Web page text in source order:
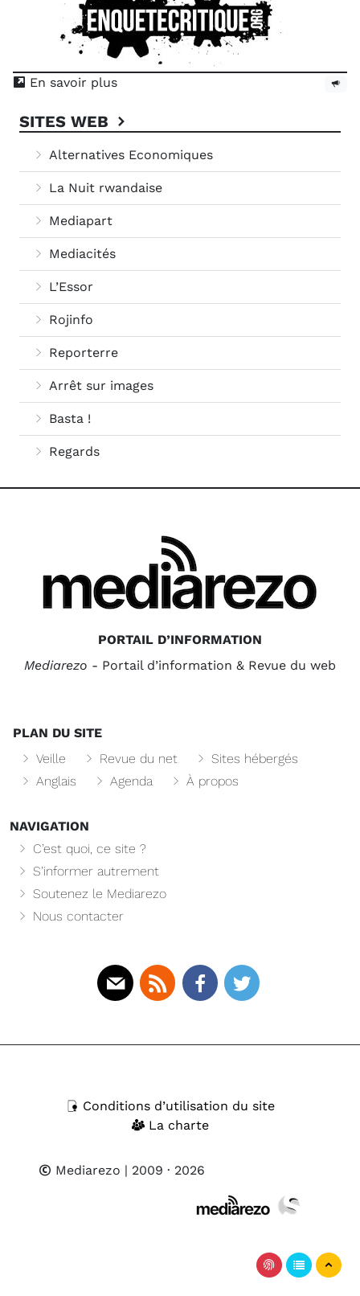
En savoir plus
SITES WEB
Alternatives Economiques
La Nuit rwandaise
Mediapart
Mediacités
L’Essor
Rojinfo
Reporterre
Arrêt sur images
Basta !
Regards
PORTAIL D’INFORMATION
Mediarezo - Portail d’information & Revue du web
PLAN DU SITE
Veille
Revue du net
Sites hébergés
Anglais
Agenda À propos
NAVIGATION
C’est quoi, ce site ?
S’informer autrement
Soutenez le Mediarezo
Nous contacter
Conditions d’utilisation du site
La charte
Mediarezo | 2009 · 2026